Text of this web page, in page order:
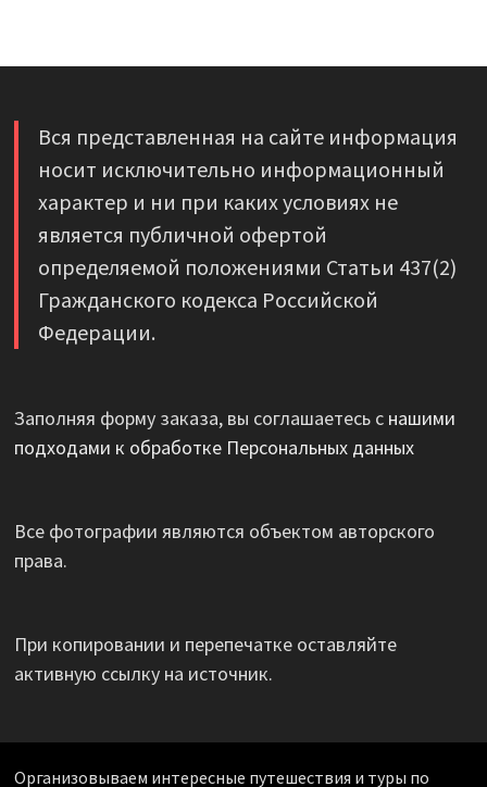
Вся представленная на сайте информация
носит исключительно информационный
характер и ни при каких условиях не
является публичной офертой
определяемой положениями Статьи 437(2)
Гражданского кодекса Российской
Федерации.
Заполняя форму заказа, вы соглашаетесь с нашими
подходами к обработке Персональных данных
Все фотографии являются объектом авторского
права.
При копировании и перепечатке оставляйте
активную ссылку на источник.
Организовываем интересные путешествия и туры по